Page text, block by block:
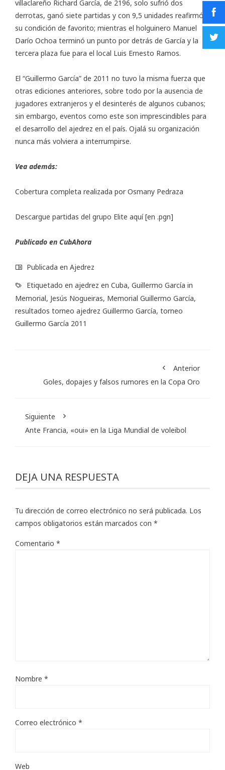
villaclareño Richard García, de 2196, solo sufrió dos
derrotas, ganó siete partidas y con 9,5 unidades reafirmó
su condición de favorito; mientras el holguinero Manuel
Darío Ochoa terminó un punto por detrás de García y la
tercera plaza fue para el local Luis Ernesto Ramos.
El “Guillermo García” de 2011 no tuvo la misma fuerza que
otras ediciones anteriores, sobre todo por la ausencia de
jugadores extranjeros y el desinterés de algunos cubanos;
sin embargo, eventos como este son imprescindibles para
el desarrollo del ajedrez en el país. Ojalá su organización
nunca más volviera a interrumpirse.
Vea además:
Cobertura completa realizada por Osmany Pedraza
Descargue partidas del grupo Elite aquí[en .pgn]
Publicado en CubAhora
Publicada en Ajedrez
Etiquetado en ajedrez en Cuba, Guillermo García in
Memorial, Jesús Nogueiras, Memorial Guillermo García,
resultados torneo ajedrez Guillermo García, torneo
Guillermo García 2011
Anterior
Goles, dopajes y falsos rumores en la Copa Oro
Siguiente
Ante Francia, «oui» en la Liga Mundial de voleibol
DEJA UNA RESPUESTA
Tu dirección de correo electrónico no será publicada. Los
campos obligatorios están marcados con *
Comentario *
Nombre *
Correo electrónico *
Web